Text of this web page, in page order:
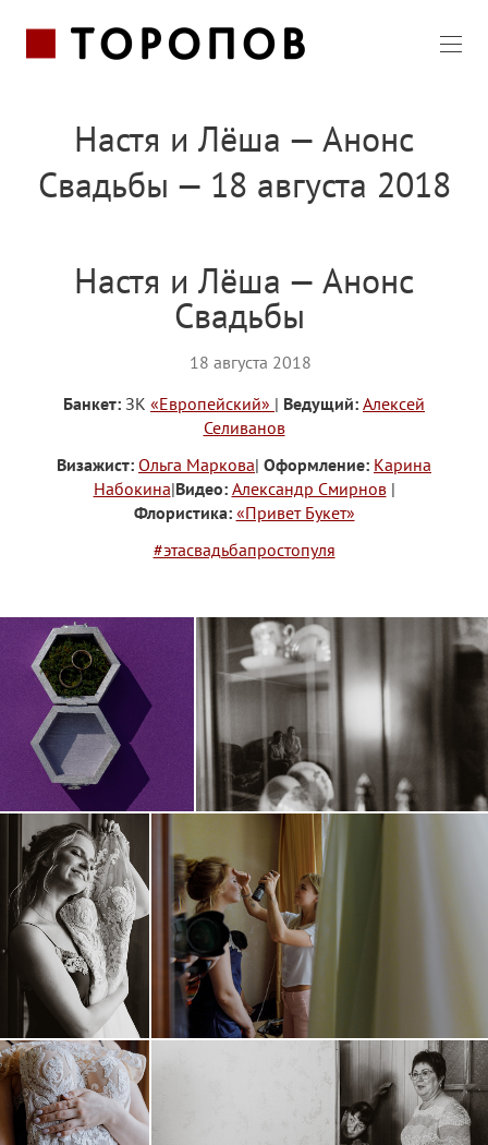
Настя и Лёша — Анонс
Свадьбы — 18 августа 2018
Настя и Лёша — Анонс
Свадьбы
18 августа 2018
Банкет: ЗК «Европейский» | Ведущий: Алексей
Селиванов
Визажист: Ольга Маркова| Оформление: Карина
Набокина|Видео: Александр Смирнов|
Флористика: «Привет Букет»
#этасвадьбапростопуля